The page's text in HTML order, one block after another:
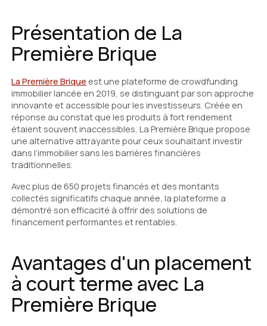
Présentation de La
Première Brique
La Première Brique est une plateforme de crowdfunding
immobilier lancée en 2019, se distinguant par son approche
innovante et accessible pour les investisseurs. Créée en
réponse au constat que les produits à fort rendement
étaient souvent inaccessibles, La Première Brique propose
une alternative attrayante pour ceux souhaitant investir
dans l’immobilier sans les barrières financières
traditionnelles.
Avec plus de 650 projets financés et des montants
collectés significatifs chaque année, la plateforme a
démontré son efficacité à offrir des solutions de
financement performantes et rentables.
Avantages d'un placement
à court terme avec La
Première Brique